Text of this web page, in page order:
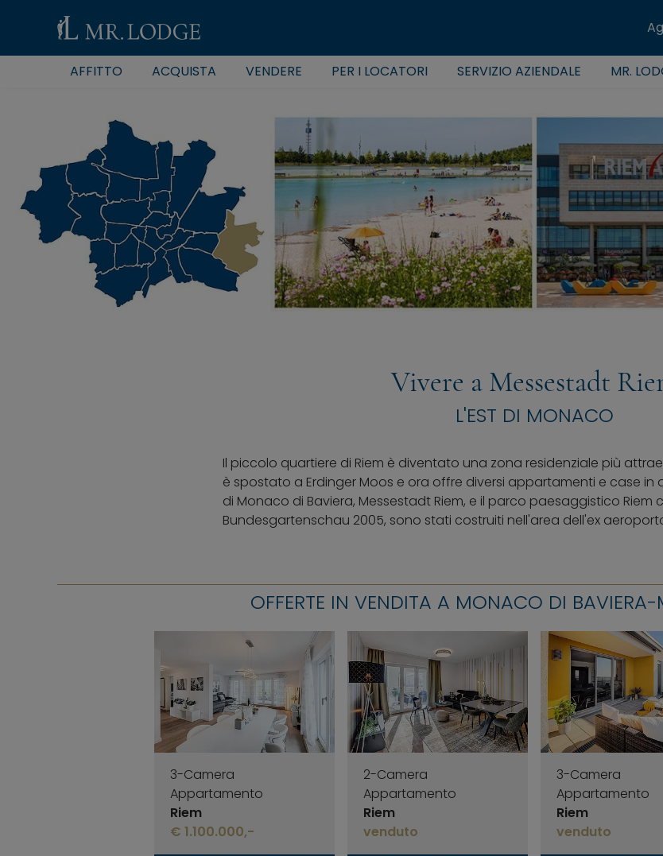
AFFITTO ACQUISTA VENDERE PER I LOCATORI SERVIZIO AZIENDALE MR.
Vivere a Messestadt
L'EST DI MONACO
Il piccolo quartiere di Riem è diventato una zona residenziale più
è spostato a Erdinger Moos e ora offre diversi appartamenti e case in
di Monaco di Baviera, Messestadt Riem, e il parco paesaggistico Riem
Bundesgartenschau 2005, sono stati costruiti nell'area dell'ex
OFFERTE IN VENDITA A MONACO DI BAVIERA-
3-Camera
Appartamento
Riem
€ 1.100.000,-
2-Camera
Appartamento
Riem
venduto
3-Camera
Appartamento
Riem
venduto